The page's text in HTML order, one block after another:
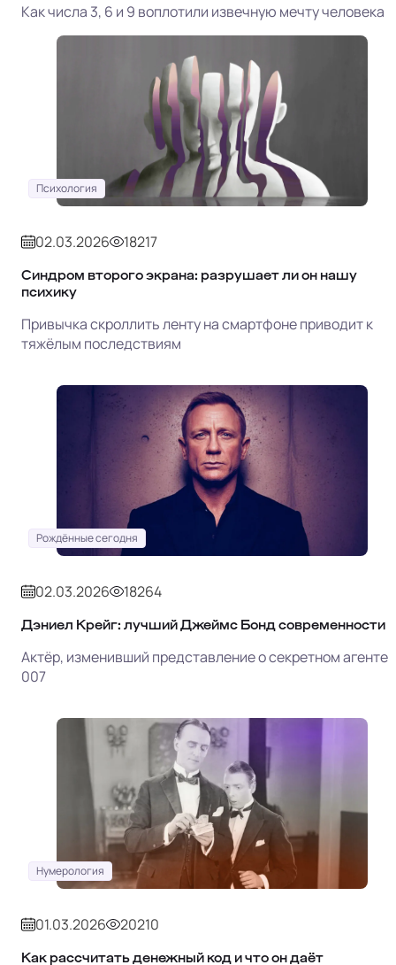
Как числа 3, 6 и 9 воплотили извечную мечту человека
Психология
02.03.2026 18217
Синдром второго экрана: разрушает ли он нашу
психику
Привычка скроллить ленту на смартфоне приводит к
тяжёлым последствиям
Рождённые сегодня
02.03.2026 18264
Дэниел Крейг: лучший Джеймс Бонд современности
Актёр, изменивший представление о секретном агенте
007
Нумерология
01.03.2026 20210
Как рассчитать денежный код и что он даёт